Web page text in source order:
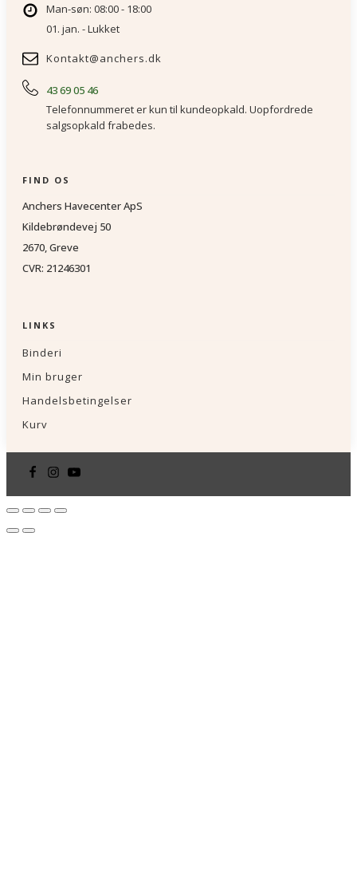
Man-søn: 08:00 - 18:00
01. jan. - Lukket
Kontakt@anchers.dk
43 69 05 46
Telefonnummeret er kun til kundeopkald. Uopfordrede
salgsopkald frabedes.
FIND OS
Anchers Havecenter ApS
Kildebrøndevej 50
2670, Greve
CVR: 21246301
LINKS
Binderi
Min bruger
Handelsbetingelser
Kurv